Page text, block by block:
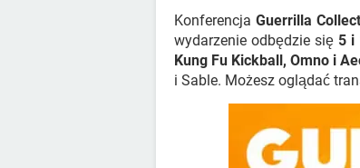
KonferencjaGuerrilla
wydarzenie odbędzie się 5 i
Kung Fu Kickball, Omno i
i Sable. Możesz oglądać